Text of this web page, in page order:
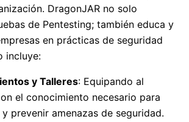
DragonJAR no solo
de Pentesting; también educa y
en prácticas de seguridad
incluye:
y Talleres: Equipando al
el conocimiento necesario para
prevenir amenazas de seguridad.